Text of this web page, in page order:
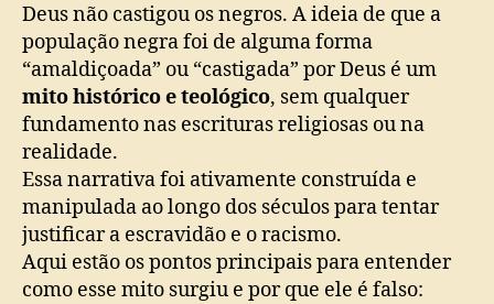
Deus não castigou os negros. A ideia de que a
população negra foi de alguma forma
“amaldiçoada” ou “castigada” por Deus é um
mito histórico e teológico, sem qualquer
fundamento nas escrituras religiosas ou na
realidade.
Essa narrativa foi ativamente construída e
manipulada ao longo dos séculos para tentar
justificar a escravidão e o racismo.
Aqui estão os pontos principais para entender
como esse mito surgiu e por que ele é falso: